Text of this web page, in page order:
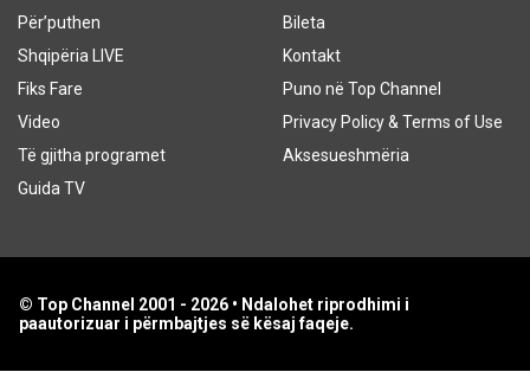
Për’puthen
Shqipëria LIVE
Fiks Fare
Video
Të gjitha programet
Guida TV
Bileta
Kontakt
Puno në Top Channel
Privacy Policy & Terms of Use
Aksesueshmëria
© Top Channel 2001 - 2026 • Ndalohet riprodhimi i
paautorizuar i përmbajtjes së kësaj faqeje.